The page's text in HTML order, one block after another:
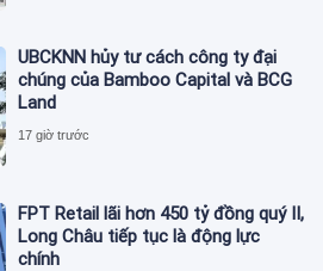
UBCKNN hủy tư cách công ty đại
chúng của Bamboo Capital và BCG
Land
17 giờ trước
FPT Retail lãi hơn 450 tỷ đồng quý II,
Long Châu tiếp tục là động lực
chính